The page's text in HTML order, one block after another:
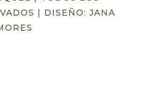
| DISEÑO: JANA